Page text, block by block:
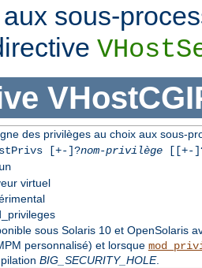
sous-
des privilèges au choix aux sous-
[+-]?nom-privilège[[+-
virtuel
sous Solaris 10 et OpenSolaris
personnalisé) et lorsque
BIG_SECURITY_HOLE.